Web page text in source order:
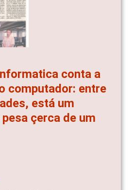
conta a
computador: entre
está um
çerca de um